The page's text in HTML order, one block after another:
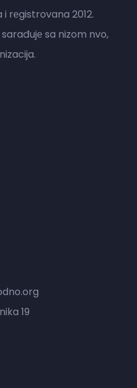
i rеgistrovana 2012.
sa nizom nvo,
19